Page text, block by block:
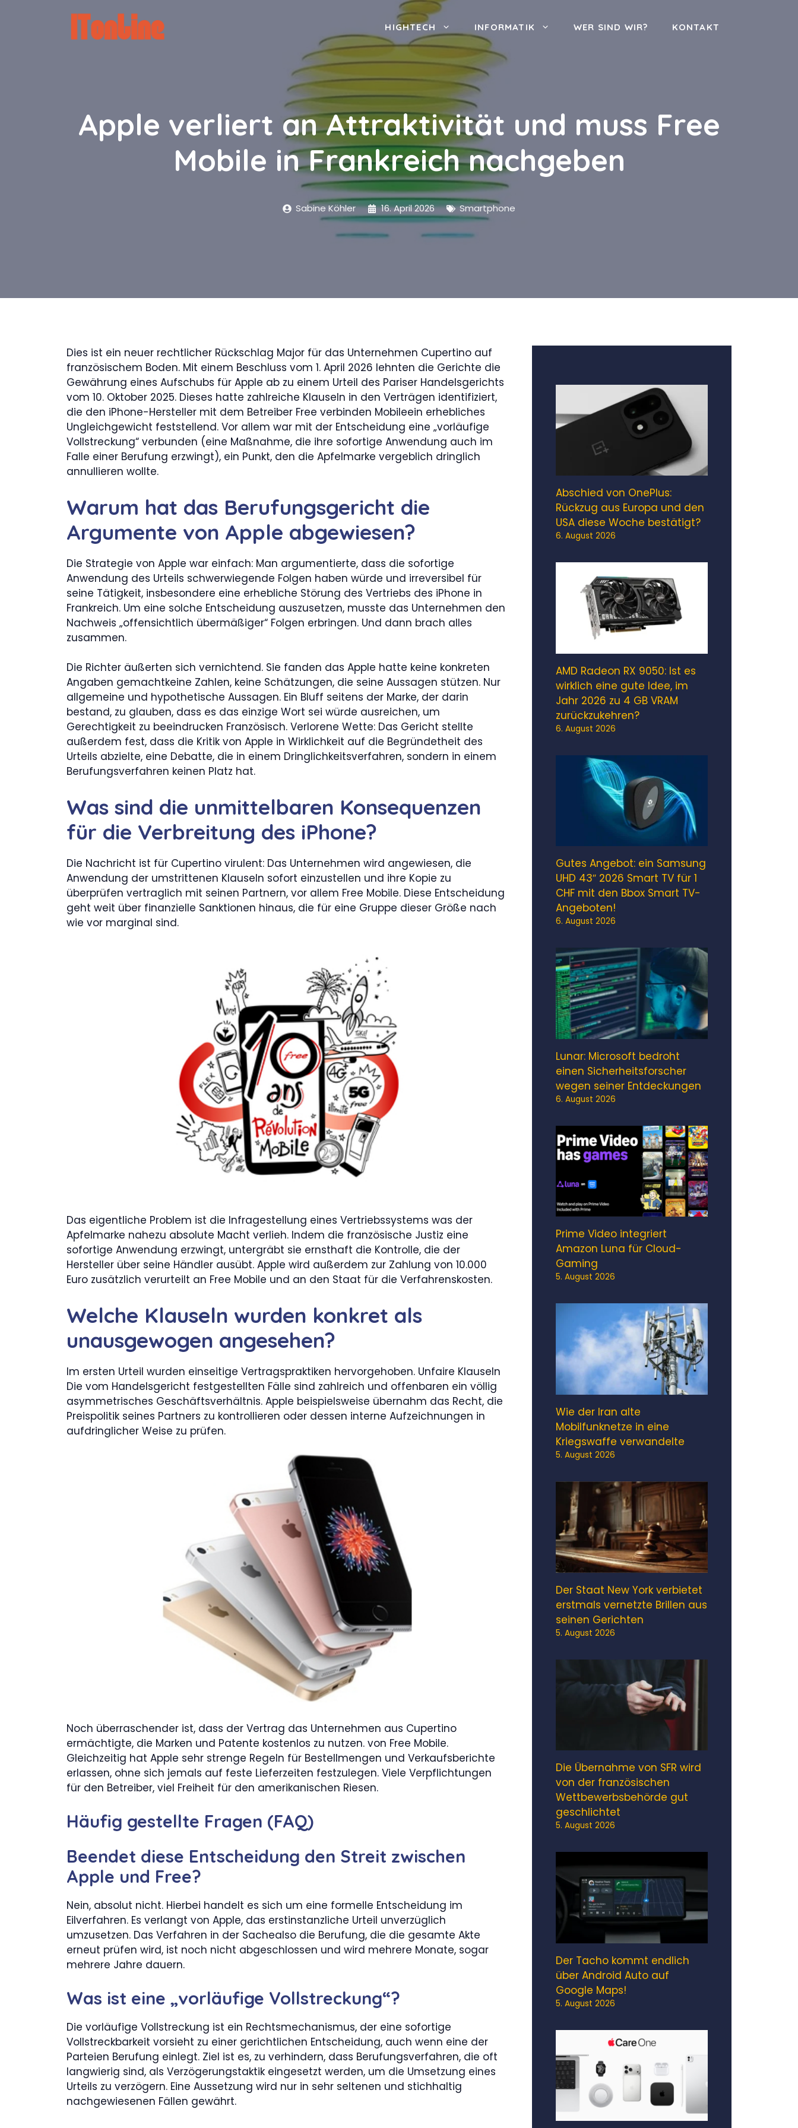
HIGHTECH INFORMATIK WER SIND WIR? KONTAKT
Apple verliert an Attraktivität und muss Free
Mobile in Frankreich nachgeben
Sabine Köhler 16. April 2026 Smartphone
Dies ist ein neuer rechtlicher Rückschlag Major für das Unternehmen Cupertino auf
französischem Boden. Mit einem Beschluss vom 1. April 2026 lehnten die Gerichte die
Gewährung eines Aufschubs für Apple ab zu einem Urteil des Pariser Handelsgerichts
vom 10. Oktober 2025. Dieses hatte zahlreiche Klauseln in den Verträgen identifiziert,
die den iPhone-Hersteller mit dem Betreiber Free verbinden Mobileein erhebliches
Ungleichgewicht feststellend. Vor allem war mit der Entscheidung eine „vorläufige
Vollstreckung“ verbunden (eine Maßnahme, die ihre sofortige Anwendung auch im
Falle einer Berufung erzwingt), ein Punkt, den die Apfelmarke vergeblich dringlich
annullieren wollte.
Warum hat das Berufungsgericht die
Argumente von Apple abgewiesen?
Die Strategie von Apple war einfach: Man argumentierte, dass die sofortige
Anwendung des Urteils schwerwiegende Folgen haben würde und irreversibel für
seine Tätigkeit, insbesondere eine erhebliche Störung des Vertriebs des iPhone in
Frankreich. Um eine solche Entscheidung auszusetzen, musste das Unternehmen den
Nachweis „offensichtlich übermäßiger“ Folgen erbringen. Und dann brach alles
zusammen.
Die Richter äußerten sich vernichtend. Sie fanden das Apple hatte keine konkreten
Angaben gemachtkeine Zahlen, keine Schätzungen, die seine Aussagen stützen. Nur
allgemeine und hypothetische Aussagen. Ein Bluff seitens der Marke, der darin
bestand, zu glauben, dass es das einzige Wort sei würde ausreichen, um
Gerechtigkeit zu beeindrucken Französisch. Verlorene Wette: Das Gericht stellte
außerdem fest, dass die Kritik von Apple in Wirklichkeit auf die Begründetheit des
Urteils abzielte, eine Debatte, die in einem Dringlichkeitsverfahren, sondern in einem
Berufungsverfahren keinen Platz hat.
Was sind die unmittelbaren Konsequenzen
für die Verbreitung des iPhone?
Die Nachricht ist für Cupertino virulent: Das Unternehmen wird angewiesen, die
Anwendung der umstrittenen Klauseln sofort einzustellen und ihre Kopie zu
überprüfen vertraglich mit seinen Partnern, vor allem Free Mobile. Diese Entscheidung
geht weit über finanzielle Sanktionen hinaus, die für eine Gruppe dieser Größe nach
wie vor marginal sind.
Das eigentliche Problem ist die Infragestellung eines Vertriebssystems was der
Apfelmarke nahezu absolute Macht verlieh. Indem die französische Justiz eine
sofortige Anwendung erzwingt, untergräbt sie ernsthaft die Kontrolle, die der
Hersteller über seine Händler ausübt. Apple wird außerdem zur Zahlung von 10.000
Euro zusätzlich verurteilt an Free Mobile und an den Staat für die Verfahrenskosten.
Welche Klauseln wurden konkret als
unausgewogen angesehen?
Im ersten Urteil wurden einseitige Vertragspraktiken hervorgehoben. Unfaire Klauseln
Die vom Handelsgericht festgestellten Fälle sind zahlreich und offenbaren ein völlig
asymmetrisches Geschäftsverhältnis. Apple beispielsweise übernahm das Recht, die
Preispolitik seines Partners zu kontrollieren oder dessen interne Aufzeichnungen in
aufdringlicher Weise zu prüfen.
Noch überraschender ist, dass der Vertrag das Unternehmen aus Cupertino
ermächtigte, die Marken und Patente kostenlos zu nutzen. von Free Mobile.
Gleichzeitig hat Apple sehr strenge Regeln für Bestellmengen und Verkaufsberichte
erlassen, ohne sich jemals auf feste Lieferzeiten festzulegen. Viele Verpflichtungen
für den Betreiber, viel Freiheit für den amerikanischen Riesen.
Häufig gestellte Fragen (FAQ)
Beendet diese Entscheidung den Streit zwischen
Apple und Free?
Nein, absolut nicht. Hierbei handelt es sich um eine formelle Entscheidung im
Eilverfahren. Es verlangt von Apple, das erstinstanzliche Urteil unverzüglich
umzusetzen. Das Verfahren in der Sachealso die Berufung, die die gesamte Akte
erneut prüfen wird, ist noch nicht abgeschlossen und wird mehrere Monate, sogar
mehrere Jahre dauern.
Was ist eine „vorläufige Vollstreckung“?
Die vorläufige Vollstreckung ist ein Rechtsmechanismus, der eine sofortige
Vollstreckbarkeit vorsieht zu einer gerichtlichen Entscheidung, auch wenn eine der
Parteien Berufung einlegt. Ziel ist es, zu verhindern, dass Berufungsverfahren, die oft
langwierig sind, als Verzögerungstaktik eingesetzt werden, um die Umsetzung eines
Urteils zu verzögern. Eine Aussetzung wird nur in sehr seltenen und stichhaltig
nachgewiesenen Fällen gewährt.
Abschied von OnePlus:
Rückzug aus Europa und den
USA diese Woche bestätigt?
6. August 2026
AMD Radeon RX 9050: Ist es
wirklich eine gute Idee, im
Jahr 2026 zu 4 GB VRAM
zurückzukehren?
6. August 2026
Gutes Angebot: ein Samsung
UHD 43″ 2026 Smart TV für 1
CHF mit den Bbox Smart TV-
Angeboten!
6. August 2026
Lunar: Microsoft bedroht
einen Sicherheitsforscher
wegen seiner Entdeckungen
6. August 2026
Prime Video integriert
Amazon Luna für Cloud-
Gaming
5. August 2026
Wie der Iran alte
Mobilfunknetze in eine
Kriegswaffe verwandelte
5. August 2026
Der Staat New York verbietet
erstmals vernetzte Brillen aus
seinen Gerichten
5. August 2026
Die Übernahme von SFR wird
von der französischen
Wettbewerbsbehörde gut
geschlichtet
5. August 2026
Der Tacho kommt endlich
über Android Auto auf
Google Maps!
5. August 2026